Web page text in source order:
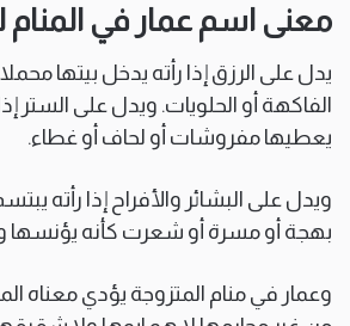
معنى اسم عمار في المنام
يدل على الرزق إذا رأته يدخل بيتها
الفاكهة أو الحلويات. ويدل على الستر
يعطيها مفروشات أو لحاف أو غطاء.
ويدل على البشائر والأفراح إذا رأته
بهجة أو مسرة أو شعرت كأنه يؤنسها
وعمار في منام المتزوجة يؤدي معناه